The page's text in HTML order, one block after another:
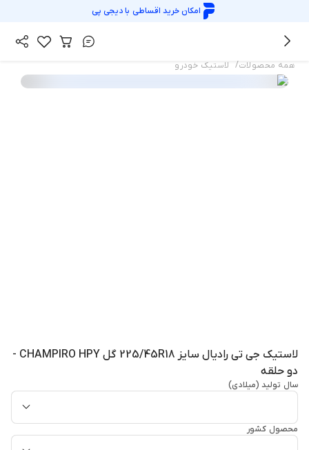
امکان خرید اقساطی بادیجی پی
همه محصولات/ لاستیک خودرو
لاستیک جی تی رادیال سایز 225/45R18 گل CHAMPIRO HPY -
دو حلقه
سال تولید (میلادی)
محصول کشور